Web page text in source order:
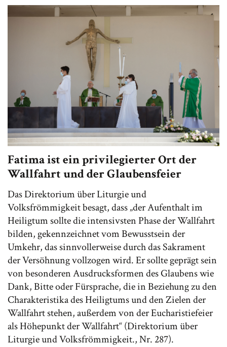
Fatima ist ein privilegierter Ort der
Wallfahrt und der Glaubensfeier
Das Direktorium über Liturgie und
Volksfrömmigkeit besagt, dass „der Aufenthalt im
Heiligtum sollte die intensivsten Phase der Wallfahrt
bilden, gekennzeichnet vom Bewusstsein der
Umkehr, das sinnvollerweise durch das Sakrament
der Versöhnung vollzogen wird. Er sollte geprägt sein
von besonderen Ausdrucksformen des Glaubens wie
Dank, Bitte oder Fürsprache, die in Beziehung zu den
Charakteristika des Heiligtums und den Zielen der
Wallfahrt stehen, außerdem von der Eucharistiefeier
als Höhepunkt der Wallfahrt“ (Direktorium über
Liturgie und Volksfrömmigkeit., Nr. 287).